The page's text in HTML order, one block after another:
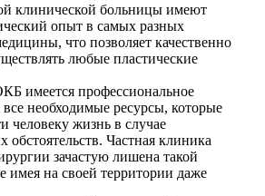
клинической больницы имеют
опыт в самых разных
что позволяет качественно
любые пластические
имеется профессиональное
необходимые ресурсы, которые
человеку жизнь в случае
обстоятельств. Частная клиника
зачастую лишена такой
имея на своей территории даже